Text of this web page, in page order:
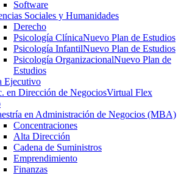
Software
Sociales y Humanidades
Derecho
Psicología ClínicaNuevo Plan de Estudios
Psicología InfantilNuevo Plan de Estudios
Psicología OrganizacionalNuevo Plan de
Estudios
Ejecutivo
en Dirección de NegociosVirtual Flex
en Administración de Negocios (MBA)
Concentraciones
Alta Dirección
Cadena de Suministros
Emprendimiento
Finanzas